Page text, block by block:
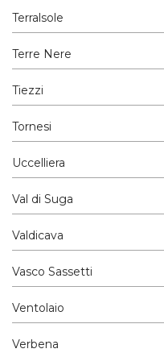
Terralsole
Terre Nere
Tiezzi
Tornesi
Uccelliera
Val di Suga
Valdicava
Vasco Sassetti
Ventolaio
Verbena